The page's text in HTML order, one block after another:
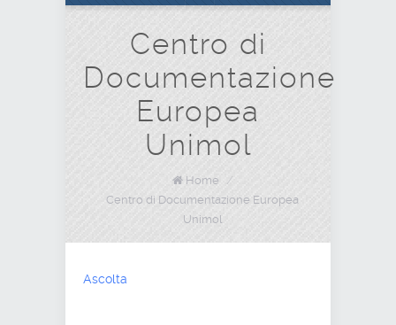
Centro di
Documentazione
Europea
Unimol
Home
/
Centro di Documentazione Europea
Unimol
Ascolta